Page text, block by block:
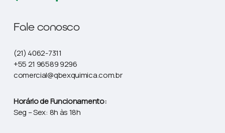
Fale conosco
(21) 4062-7311
+55 21 96589 9296
comercial@qbexquimica.com.br
Horário de Funcionamento:
Seg – Sex: 8h às 18h